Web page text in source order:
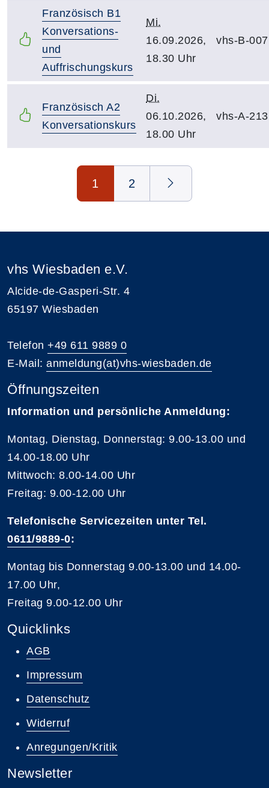
Französisch B1
Konversations-
und
Auffrischungskurs
Mi.
16.09.2026,
18.30 Uhr
vhs-B-007
Französisch A2
Konversationskurs
Di.
06.10.2026,
18.00 Uhr
vhs-A-213
1 2
vhs Wiesbaden e.V.
Alcide-de-Gasperi-Str. 4
65197 Wiesbaden
Telefon +49 611 9889 0
E-Mail: anmeldung(at)vhs-wiesbaden.de
Öffnungszeiten
Information und persönliche Anmeldung:
Montag, Dienstag, Donnerstag: 9.00-13.00 und
14.00-18.00 Uhr
Mittwoch: 8.00-14.00 Uhr
Freitag: 9.00-12.00 Uhr
Telefonische Servicezeiten unter Tel.
0611/9889-0:
Montag bis Donnerstag 9.00-13.00 und 14.00-
17.00 Uhr,
Freitag 9.00-12.00 Uhr
Quicklinks
AGB
Impressum
Datenschutz
Widerruf
Anregungen/Kritik
Newsletter